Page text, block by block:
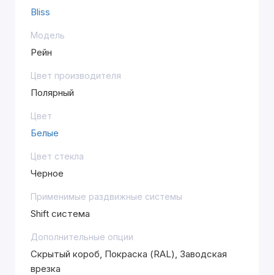
Bliss
Модель
Рейн
Цвет производителя
Полярный
Цвет
Белые
Цвет стекла
Черное
Применимые раздвижные системы
Shift система
Дополнительные опции
Скрытый короб, Покраска (RAL), Заводская
врезка